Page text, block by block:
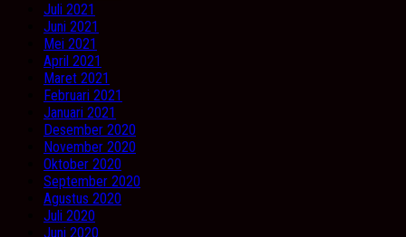
Juli 2021
Juni 2021
Mei 2021
April 2021
Maret 2021
Februari 2021
Januari 2021
Desember 2020
November 2020
Oktober 2020
September 2020
Agustus 2020
Juli 2020
Juni 2020